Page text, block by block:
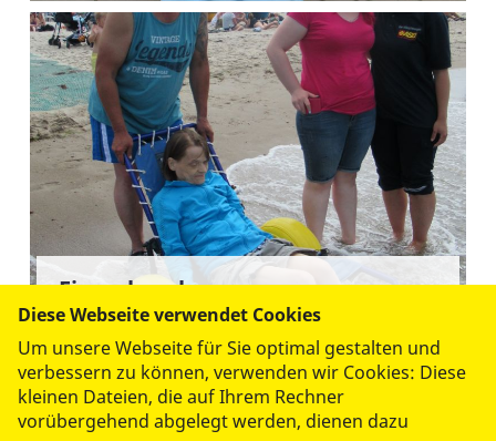
Einmal noch ...
... das Meer sehen und riechen
Diese Webseite verwendet Cookies
Um unsere Webseite für Sie optimal gestalten und
verbessern zu können, verwenden wir Cookies: Diese
kleinen Dateien, die auf Ihrem Rechner
vorübergehend abgelegt werden, dienen dazu